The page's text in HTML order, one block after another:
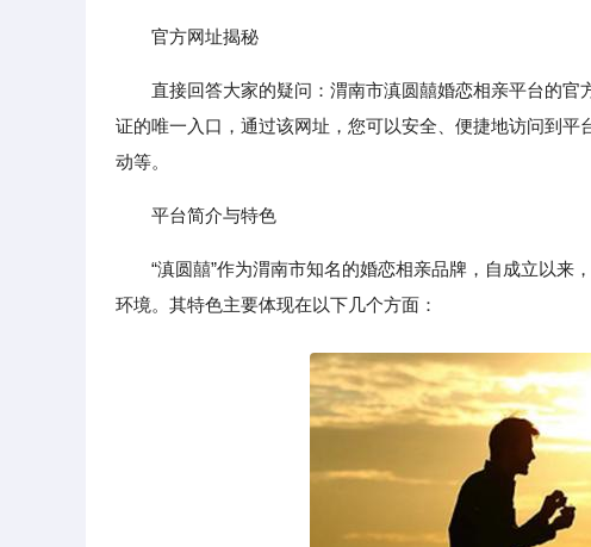
官方网址揭秘
直接回答大家的疑问：渭南市滇圆囍婚恋相亲平台的官
证的唯一入口，通过该网址，您可以安全、便捷地访问到
动等。
平台简介与特色
“滇圆囍”作为渭南市知名的婚恋相亲品牌，自成立以
环境。其特色主要体现在以下几个方面：